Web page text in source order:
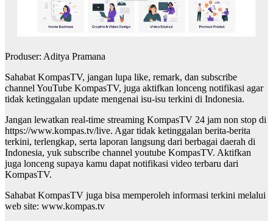
Produser: Aditya Pramana
Sahabat KompasTV, jangan lupa like, remark, dan subscribe
channel YouTube KompasTV, juga aktifkan lonceng notifikasi agar
tidak ketinggalan update mengenai isu-isu terkini di Indonesia.
Jangan lewatkan real-time streaming KompasTV 24 jam non stop di
https://www.kompas.tv/live. Agar tidak ketinggalan berita-berita
terkini, terlengkap, serta laporan langsung dari berbagai daerah di
Indonesia, yuk subscribe channel youtube KompasTV. Aktifkan
juga lonceng supaya kamu dapat notifikasi video terbaru dari
KompasTV.
Sahabat KompasTV juga bisa memperoleh informasi terkini melalui
web site: www.kompas.tv